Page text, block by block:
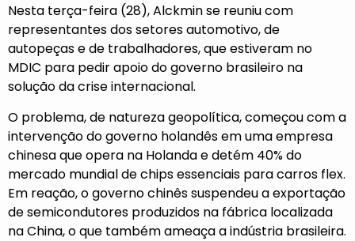
Nesta terça-feira (28), Alckmin se reuniu com
representantes dos setores automotivo, de
autopeças e de trabalhadores, que estiveram no
MDIC para pedir apoio do governo brasileiro na
solução da crise internacional.
O problema, de natureza geopolítica, começou com a
intervenção do governo holandês em uma empresa
chinesa que opera na Holanda e detém 40% do
mercado mundial de chips essenciais para carros flex.
Em reação, o governo chinês suspendeu a exportação
de semicondutores produzidos na fábrica localizada
na China, o que também ameaça a indústria brasileira.